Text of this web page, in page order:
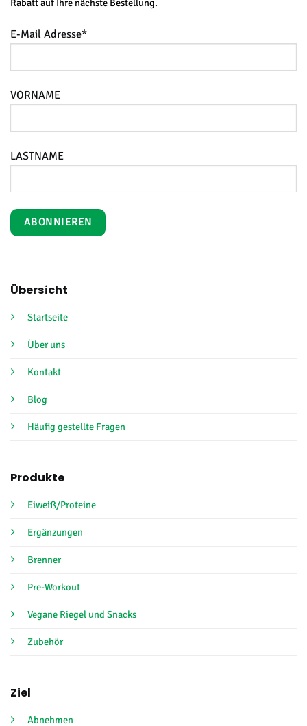
Übersicht
Startseite
Über uns
Kontakt
Blog
Häufig gestellte Fragen
Produkte
Eiweiß/Proteine
Ergänzungen
Brenner
Pre-Workout
Vegane Riegel und Snacks
Zubehör
Ziel
Abnehmen
Rabatt auf Ihre nächste Bestellung.
E-Mail Adresse*
VORNAME
LASTNAME